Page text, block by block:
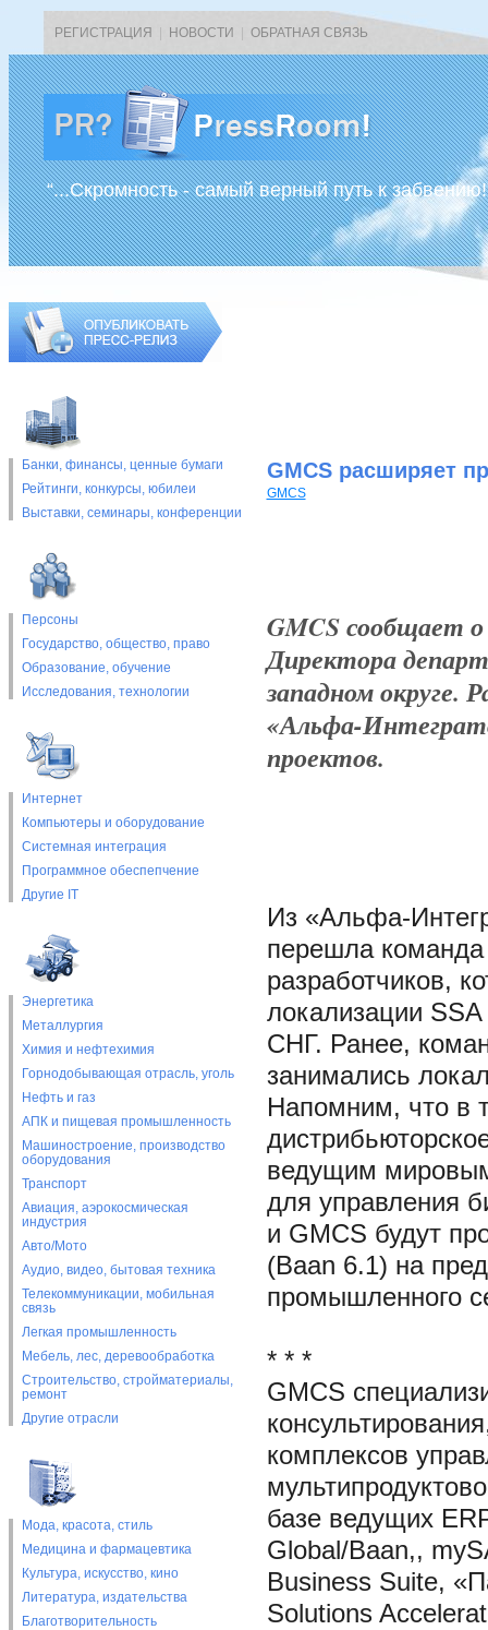
РЕГИСТРАЦИЯ НОВОСТИ ОБРАТНАЯ СВЯЗЬ
“...Скромность - самый верный путь к
Банки, финансы, ценные бумаги
Рейтинги, конкурсы, юбилеи
Выставки, cеминары, конференции
Персоны
Государство, общество, право
Образование, обучение
Исследования, технологии
Интернет
Компьютеры и оборудование
Системная интеграция
Программное обеспепчение
Другие IT
Энергетика
Металлургия
Химия и нефтехимия
Горнодобывающая отрасль, уголь
Нефть и газ
АПК и пищевая промышленность
Машиностроение, производство
оборудования
Транспорт
Авиация, аэрокосмическая
индустрия
Авто/Мото
Аудио, видео, бытовая техника
Телекоммуникации, мобильная
связь
Легкая промышленность
Мебель, лес, деревообработка
Строительство, стройматериалы,
ремонт
Другие отрасли
Мода, красота, стиль
Медицина и фармацевтика
Культура, искусство, кино
Литература, издательства
Благотворительность
GMCS расширяет
GMCS
GMCS сообщает
Директора
западном округе.
«Альфа-
проектов.
Из «Альфа-
перешла команда
разработчиков,
локализации
СНГ. Ранее,
занимались
Напомним, что в
ведущим
для управления
и GMCS будут
(Baan 6.1) на
промышленного
* * *
GMCS
комплексов
базе ведущих
Global/Baan,,
Business Suite,
Solutions